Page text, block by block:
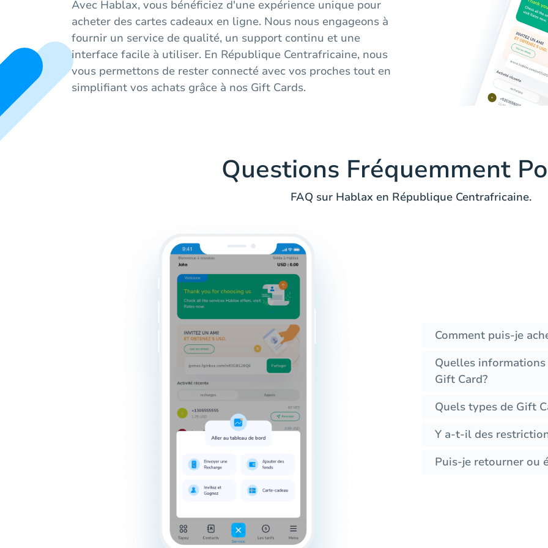
Avec Hablax, vous bénéficiez d'une expérience unique pour
acheter des cartes cadeaux en ligne. Nous nous engageons à
fournir un service de qualité, un support continu et une
interface facile à utiliser. En République Centrafricaine, nous
vous permettons de rester connecté avec vos proches tout en
simplifiant vos achats grâce à nos Gift Cards.
Questions Fréquemment
FAQ sur Hablax en République Centrafricaine.
Comment puis-je
Quelles
Gift Card?
Quels types de Gift
Y a-t-il des
Puis-je retourner ou